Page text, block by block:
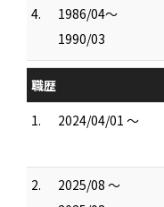
4.
1986/04～
1990/03
職歴
1.
2024/04/01 ～
2.
2025/08 ～